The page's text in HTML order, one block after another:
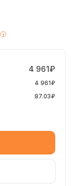
4 961₽
4 961₽
87.03₽